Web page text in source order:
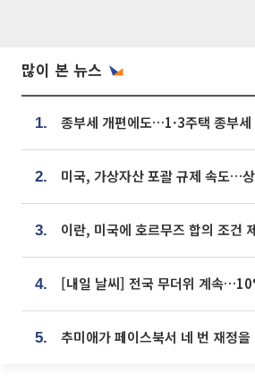
많이 본 뉴스
1.
2.
3.
4.
5.